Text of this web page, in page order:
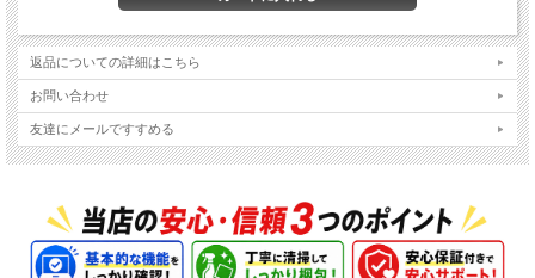
返品についての詳細はこちら
お問い合わせ
友達にメールですすめる